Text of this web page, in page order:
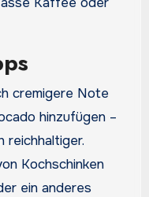
cremigere Note
hinzufügen –
reichhaltiger.
Kochschinken
ein anderes